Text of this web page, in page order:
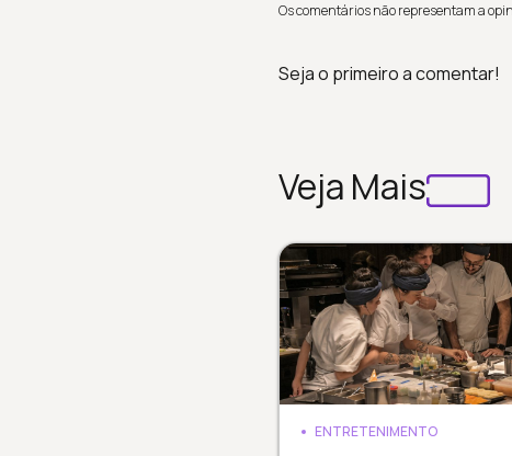
Os comentários não representam a
Seja o primeiro a comentar!
Veja Mais
ENTRETENIMENTO